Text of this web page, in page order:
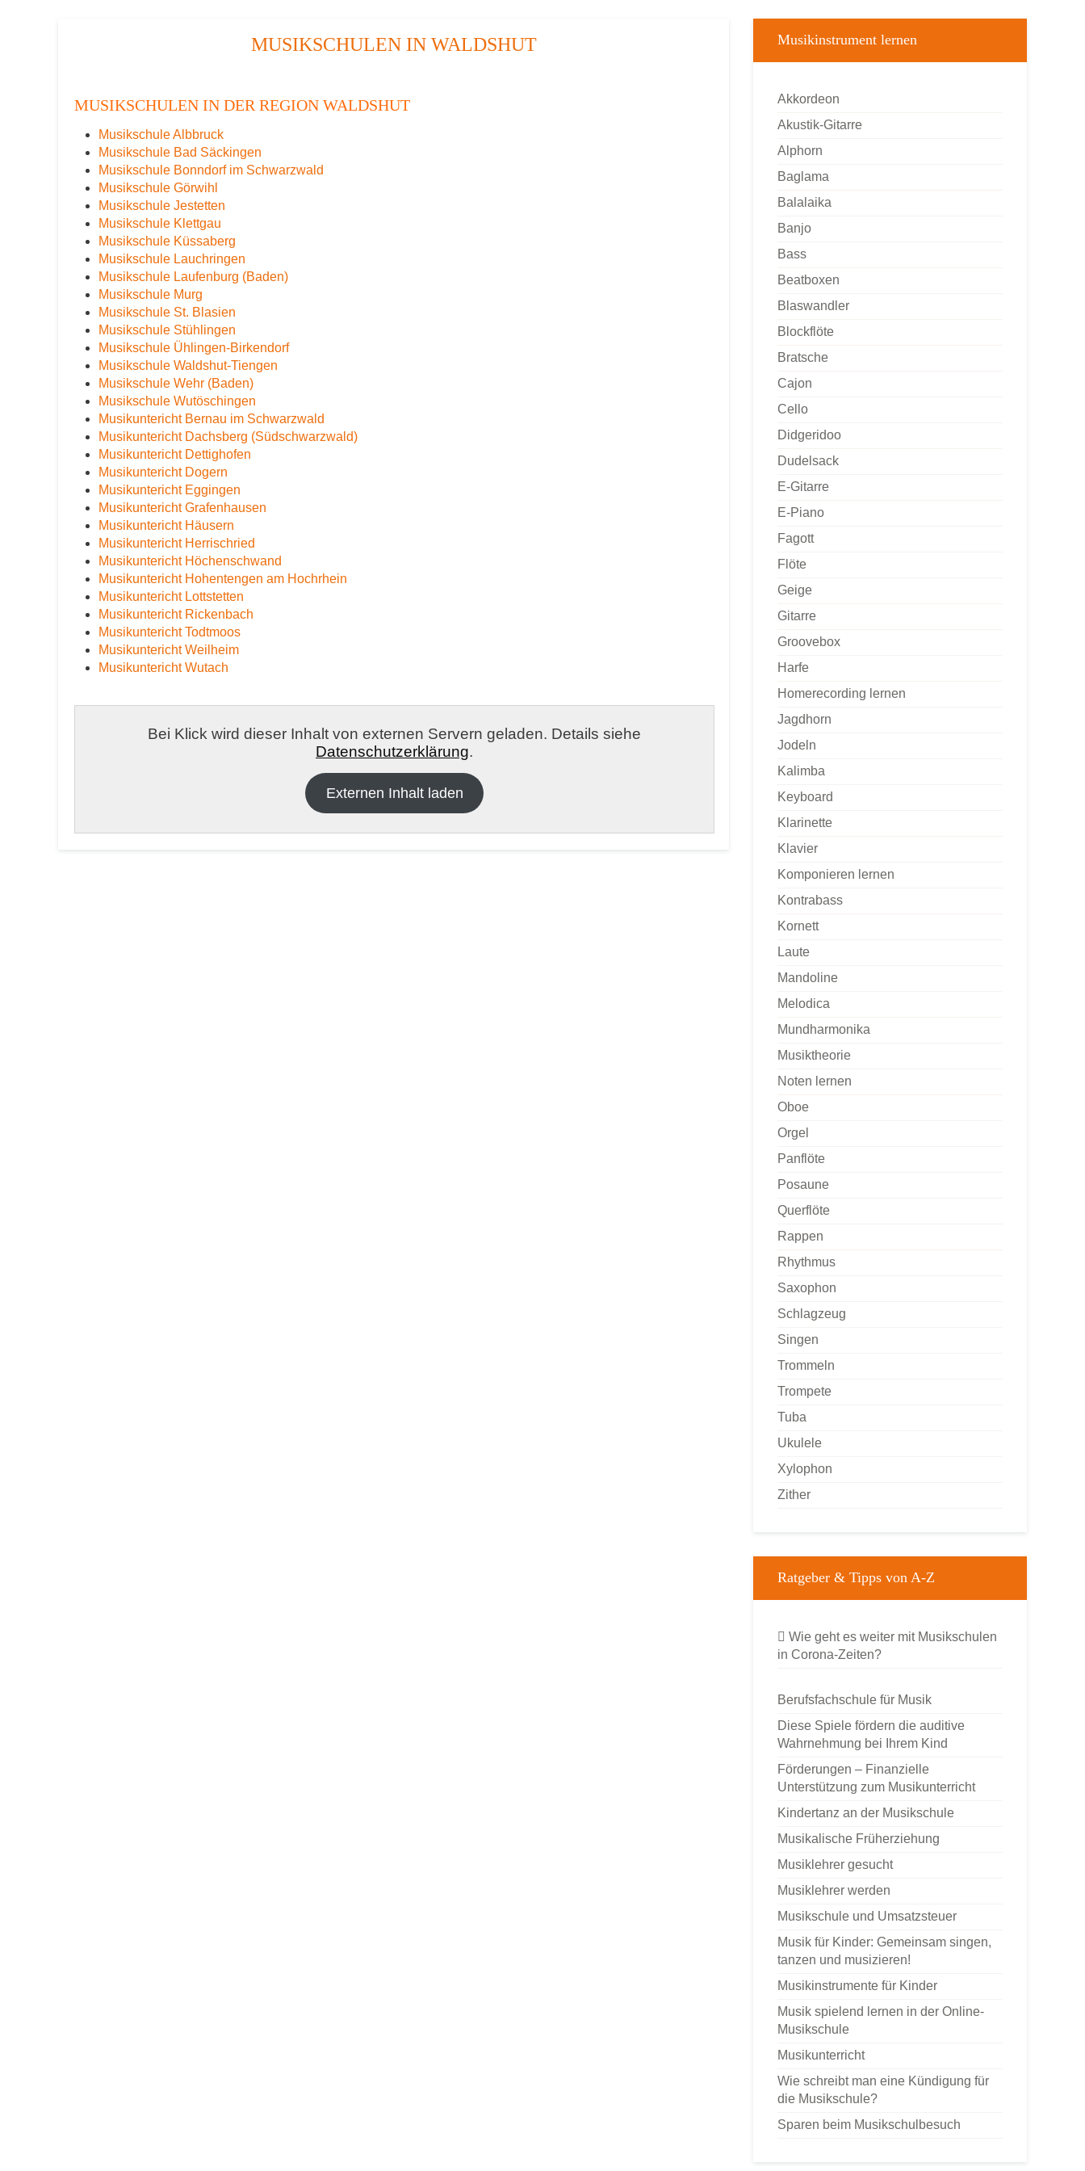
MUSIKSCHULEN IN WALDSHUT
MUSIKSCHULEN IN DER REGION WALDSHUT
Musikschule Albbruck
Musikschule Bad Säckingen
Musikschule Bonndorf im Schwarzwald
Musikschule Görwihl
Musikschule Jestetten
Musikschule Klettgau
Musikschule Küssaberg
Musikschule Lauchringen
Musikschule Laufenburg (Baden)
Musikschule Murg
Musikschule St. Blasien
Musikschule Stühlingen
Musikschule Ühlingen-Birkendorf
Musikschule Waldshut-Tiengen
Musikschule Wehr (Baden)
Musikschule Wutöschingen
Musikuntericht Bernau im Schwarzwald
Musikuntericht Dachsberg (Südschwarzwald)
Musikuntericht Dettighofen
Musikuntericht Dogern
Musikuntericht Eggingen
Musikuntericht Grafenhausen
Musikuntericht Häusern
Musikuntericht Herrischried
Musikuntericht Höchenschwand
Musikuntericht Hohentengen am Hochrhein
Musikuntericht Lottstetten
Musikuntericht Rickenbach
Musikuntericht Todtmoos
Musikuntericht Weilheim
Musikuntericht Wutach
Bei Klick wird dieser Inhalt von externen Servern geladen. Details siehe
Datenschutzerklärung.
Externen Inhalt laden
Musikinstrument lernen
Akkordeon
Akustik-Gitarre
Alphorn
Baglama
Balalaika
Banjo
Bass
Beatboxen
Blaswandler
Blockflöte
Bratsche
Cajon
Cello
Didgeridoo
Dudelsack
E-Gitarre
E-Piano
Fagott
Flöte
Geige
Gitarre
Groovebox
Harfe
Homerecording lernen
Jagdhorn
Jodeln
Kalimba
Keyboard
Klarinette
Klavier
Komponieren lernen
Kontrabass
Kornett
Laute
Mandoline
Melodica
Mundharmonika
Musiktheorie
Noten lernen
Oboe
Orgel
Panflöte
Posaune
Querflöte
Rappen
Rhythmus
Saxophon
Schlagzeug
Singen
Trommeln
Trompete
Tuba
Ukulele
Xylophon
Zither
Ratgeber & Tipps von A-Z
Wie geht es weiter mit Musikschulen
in Corona-Zeiten?
Berufsfachschule für Musik
Diese Spiele fördern die auditive
Wahrnehmung bei Ihrem Kind
Förderungen – Finanzielle
Unterstützung zum Musikunterricht
Kindertanz an der Musikschule
Musikalische Früherziehung
Musiklehrer gesucht
Musiklehrer werden
Musikschule und Umsatzsteuer
Musik für Kinder: Gemeinsam singen,
tanzen und musizieren!
Musikinstrumente für Kinder
Musik spielend lernen in der Online-
Musikschule
Musikunterricht
Wie schreibt man eine Kündigung für
die Musikschule?
Sparen beim Musikschulbesuch